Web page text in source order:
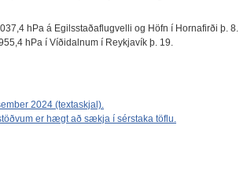
hPa á Egilsstaðaflugvelli og Höfn í Hornafirði þ. 8.
hPa í Víðidalnum í Reykjavík þ. 19.
2024 (textaskjal).
er hægt að sækja í sérstaka töflu.